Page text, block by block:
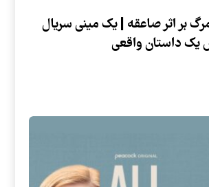
بر اثر صاعقه | یک مینی سریال
یک داستان واقعی